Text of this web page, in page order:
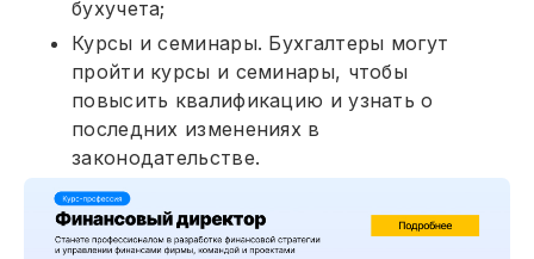
бухучета;
Курсы и семинары. Бухгалтеры могут
пройти курсы и семинары, чтобы
повысить квалификацию и узнать о
последних изменениях в
законодательстве.